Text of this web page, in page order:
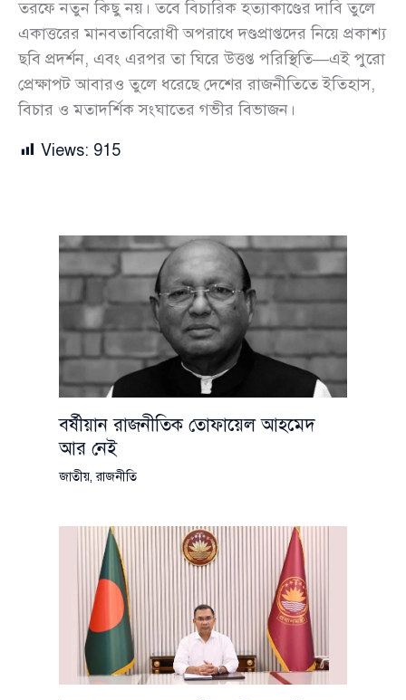
তরফে নতুন কিছু নয়। তবে বিচারিক হত্যাকাণ্ডের দাবি তুলে
একাত্তরের মানবতাবিরোধী অপরাধে দণ্ডপ্রাপ্তদের নিয়ে প্রকাশ্য
ছবি প্রদর্শন, এবং এরপর তা ঘিরে উত্তপ্ত পরিস্থিতি—এই পুরো
প্রেক্ষাপট আবারও তুলে ধরেছে দেশের রাজনীতিতে ইতিহাস,
বিচার ও মতাদর্শিক সংঘাতের গভীর বিভাজন।
Views: 915
বর্ষীয়ান রাজনীতিক তোফায়েল আহমেদ
আর নেই
জাতীয়,রাজনীতি